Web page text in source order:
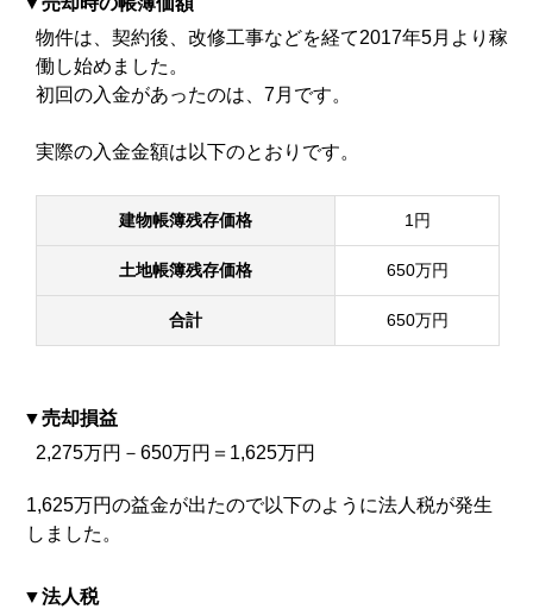
物件は、契約後、改修工事などを経て2017年5月より稼
働し始めました。
初回の入金があったのは、7月です。
実際の入金金額は以下のとおりです。
建物帳簿残存価格 1円
土地帳簿残存価格 650万円
合計 650万円
売却損益
2,275万円－650万円＝1,625万円
1,625万円の益金が出たので以下のように法人税が発生
しました。
法人税